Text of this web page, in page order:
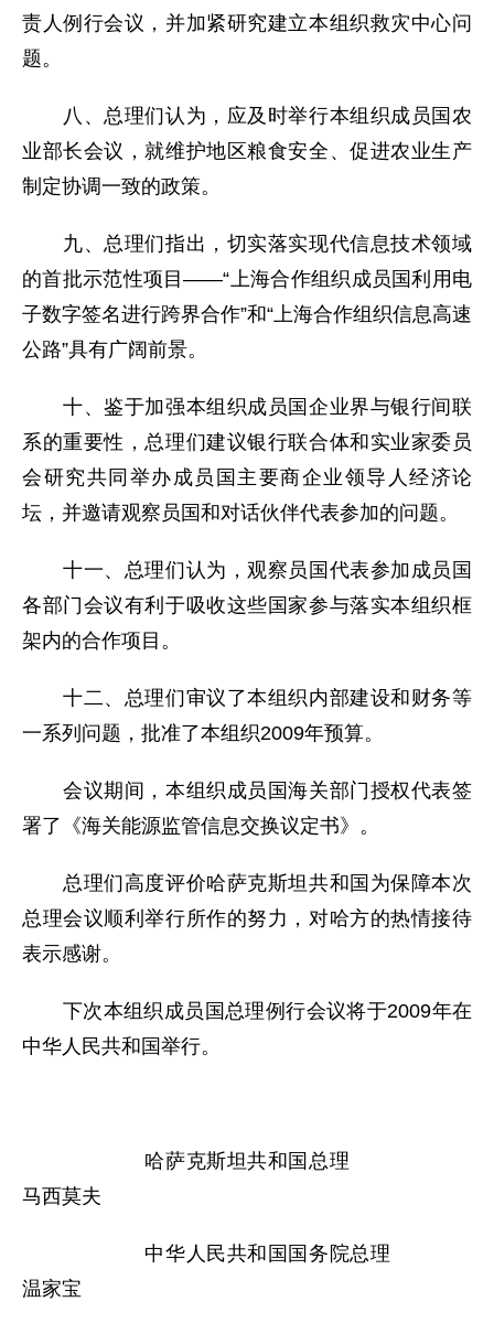
责人例行会议，并加紧研究建立本组织救灾中心问
题。
八、总理们认为，应及时举行本组织成员国农
业部长会议，就维护地区粮食安全、促进农业生产
制定协调一致的政策。
九、总理们指出，切实落实现代信息技术领域
的首批示范性项目——“上海合作组织成员国利用电
子数字签名进行跨界合作”和“上海合作组织信息高速
公路”具有广阔前景。
十、鉴于加强本组织成员国企业界与银行间联
系的重要性，总理们建议银行联合体和实业家委员
会研究共同举办成员国主要商企业领导人经济论
坛，并邀请观察员国和对话伙伴代表参加的问题。
十一、总理们认为，观察员国代表参加成员国
各部门会议有利于吸收这些国家参与落实本组织框
架内的合作项目。
十二、总理们审议了本组织内部建设和财务等
一系列问题，批准了本组织2009年预算。
会议期间，本组织成员国海关部门授权代表签
署了《海关能源监管信息交换议定书》。
总理们高度评价哈萨克斯坦共和国为保障本次
总理会议顺利举行所作的努力，对哈方的热情接待
表示感谢。
下次本组织成员国总理例行会议将于2009年在
中华人民共和国举行。
哈萨克斯坦共和国总理
马西莫夫
中华人民共和国国务院总理
温家宝